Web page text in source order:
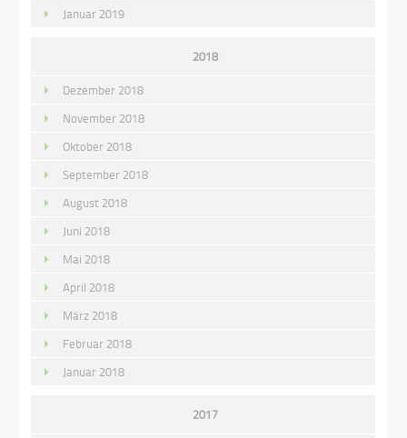
Januar 2019
2018
Dezember 2018
November 2018
Oktober 2018
September 2018
August 2018
Juni 2018
Mai 2018
April 2018
März 2018
Februar 2018
Januar 2018
2017